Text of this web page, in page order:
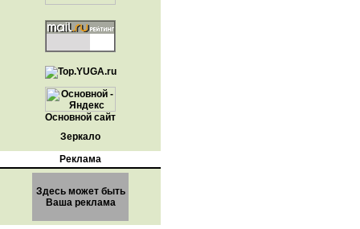
Основной сайт
Зеркало
Реклама
Здесь может быть
Ваша реклама